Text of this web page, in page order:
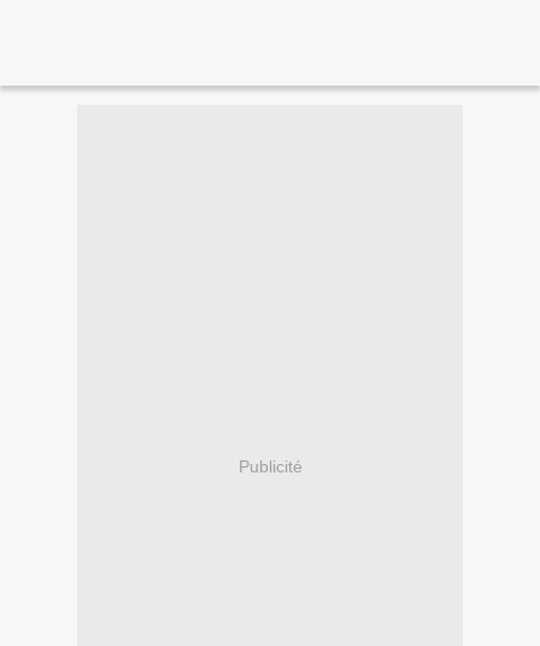
Publicité